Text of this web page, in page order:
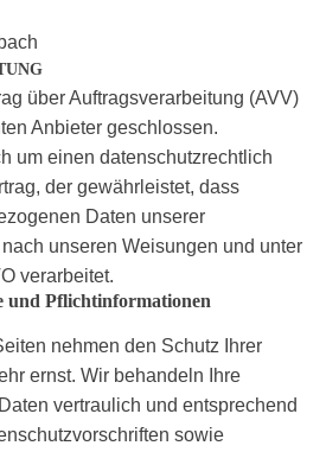
über Auftragsverarbeitung (AVV)
Anbieter geschlossen.
um einen datenschutzrechtlich
der gewährleistet, dass
Daten unserer
unseren Weisungen und unter
verarbeitet.
und Pflichtinformationen
nehmen den Schutz Ihrer
ernst. Wir behandeln Ihre
vertraulich und entsprechend
sowie